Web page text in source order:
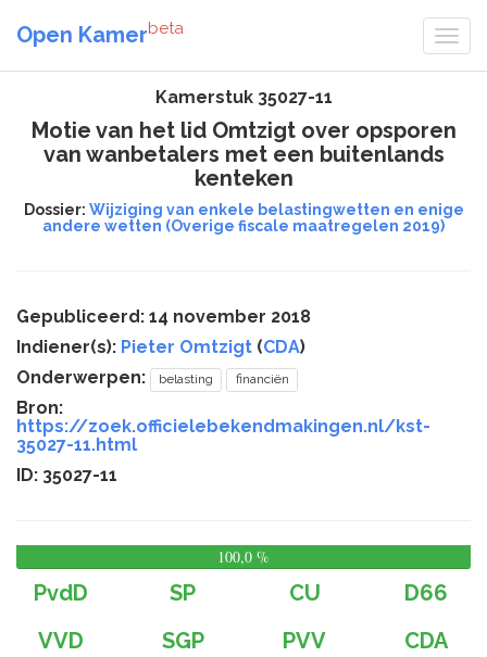
Open Kamerbeta
Kamerstuk 35027-11
Motie van het lid Omtzigt over opsporen
van wanbetalers met een buitenlands
kenteken
Dossier: Wijziging van enkele belastingwetten en enige
andere wetten (Overige fiscale maatregelen 2019)
Gepubliceerd: 14 november 2018
Indiener(s): Pieter Omtzigt (CDA)
Onderwerpen:
belasting financiën
Bron:
https://zoek.officielebekendmakingen.nl/kst-
35027-11.html
ID: 35027-11
100,0 %
PvdD SP CU
D66
VVD
SGP PVV
CDA